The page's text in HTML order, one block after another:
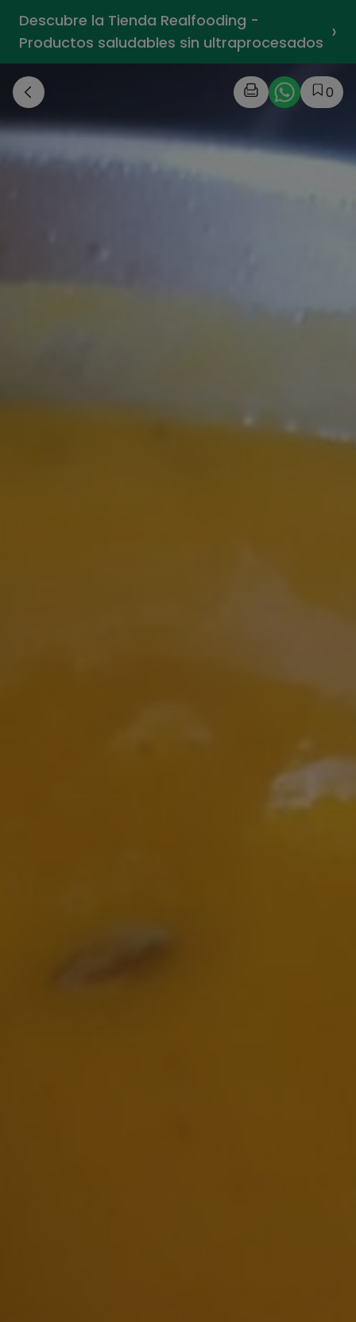
Descubre la Tienda Realfooding -
Productos saludables sin ultraprocesados ›
0